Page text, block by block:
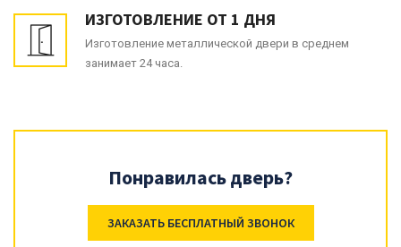
ИЗГОТОВЛЕНИЕ ОТ 1 ДНЯ
Изготовление металлической двери в среднем
занимает 24 часа.
Понравилась дверь?
ЗАКАЗАТЬ БЕСПЛАТНЫЙ ЗВОНОК